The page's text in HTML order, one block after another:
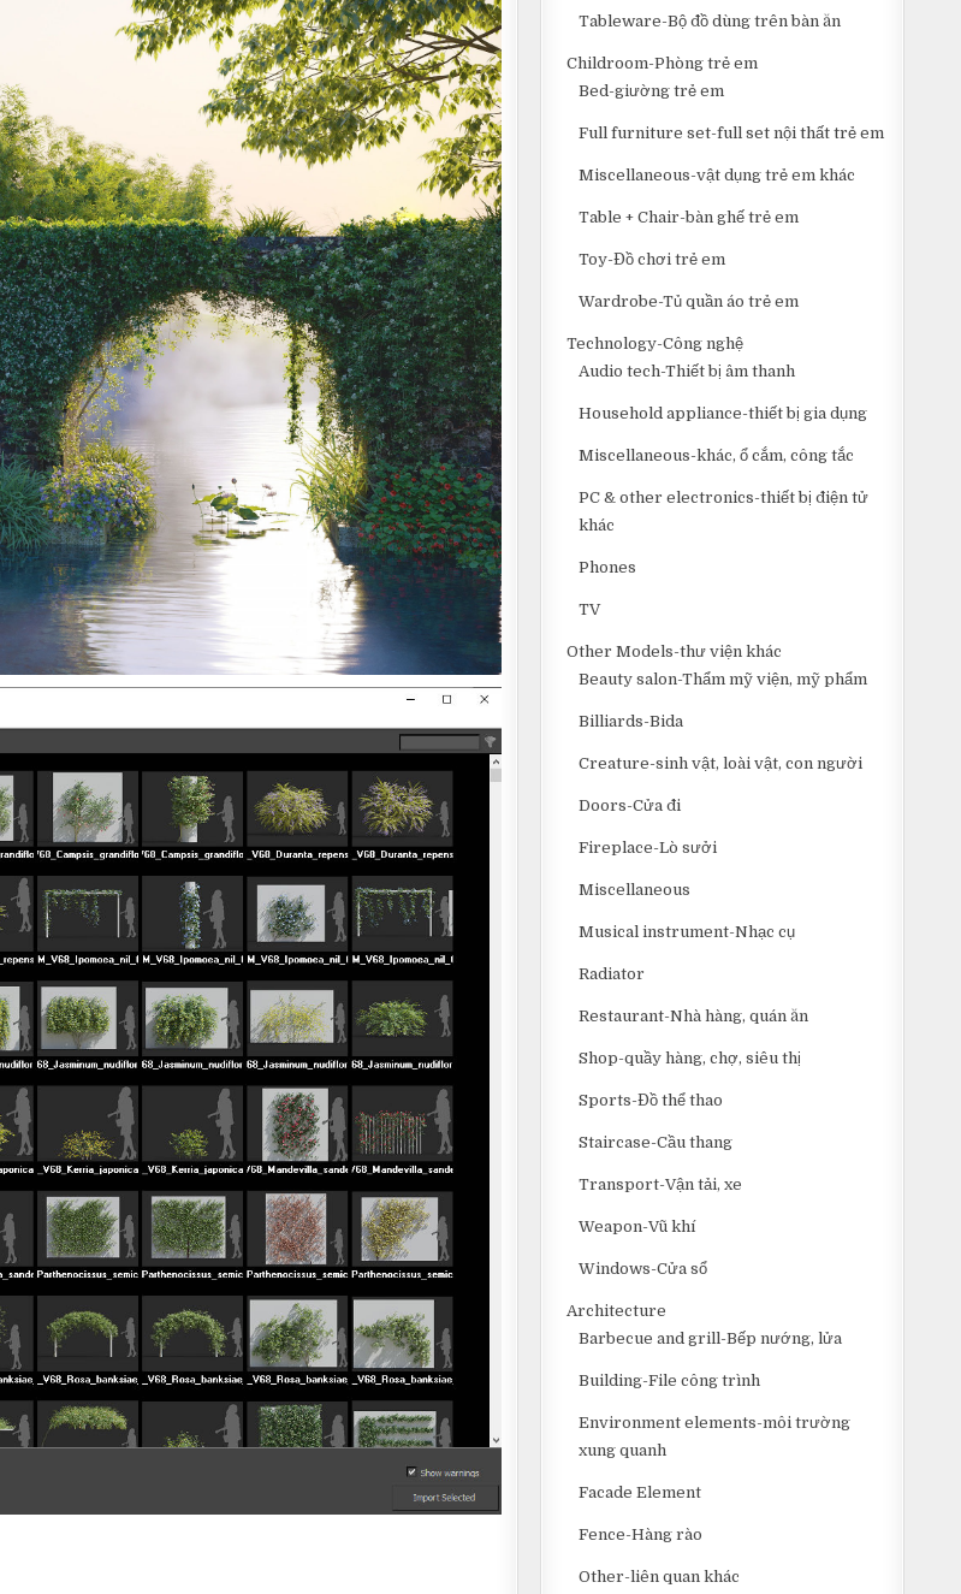
DITIM
Tableware-Bộ đồ dùng trên bàn ăn
Childroom-Phòng trẻ em
Bed-giường trẻ em
Full furniture set-full set nội thất trẻ em
Miscellaneous-vật dụng trẻ em khác
Table + Chair-bàn ghế trẻ em
Toy-Đồ chơi trẻ em
Wardrobe-Tủ quần áo trẻ em
Technology-Công nghệ
Audio tech-Thiết bị âm thanh
Household appliance-thiết bị gia dụng
Miscellaneous-khác, ổ cắm, công tắc
PC & other electronics-thiết bị điện tử
khác
Phones
TV
Other Models-thư viện khác
Beauty salon-Thẩm mỹ viện, mỹ phẩm
Billiards-Bida
Creature-sinh vật, loài vật, con người
Doors-Cửa đi
Fireplace-Lò sưởi
Miscellaneous
Musical instrument-Nhạc cụ
Radiator
Restaurant-Nhà hàng, quán ăn
Shop-quầy hàng, chợ, siêu thị
Sports-Đồ thể thao
Staircase-Cầu thang
Transport-Vận tải, xe
Weapon-Vũ khí
Windows-Cửa sổ
Architecture
Barbecue and grill-Bếp nướng, lửa
Building-File công trình
Environment elements-môi trường
xung quanh
Facade Element
Fence-Hàng rào
Other-liên quan khác